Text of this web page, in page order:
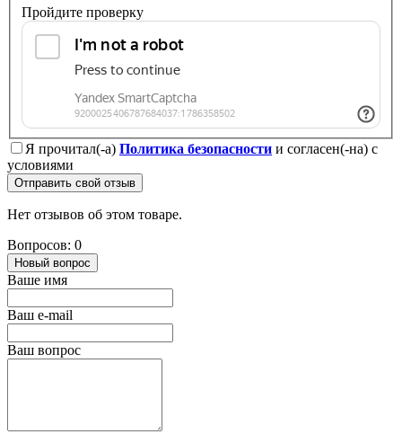
Пройдите проверку
Я прочитал(-а) Политика безопасности и согласен(-на) с
условиями
Отправить свой отзыв
Нет отзывов об этом товаре.
Вопросов: 0
Новый вопрос
Ваше имя
Ваш e-mail
Ваш вопрос